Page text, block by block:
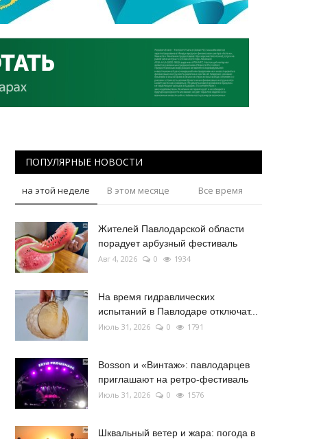
ПОПУЛЯРНЫЕ НОВОСТИ
на этой неделе В этом месяце Все время
Жителей Павлодарской области
порадует арбузный фестиваль
Авг 4, 2026 0 1934
На время гидравлических
испытаний в Павлодаре отключат...
Июль 31, 2026 0 1791
Bosson и «Винтаж»: павлодарцев
приглашают на ретро-фестиваль
Июль 31, 2026 0 1576
Шквальный ветер и жара: погода в